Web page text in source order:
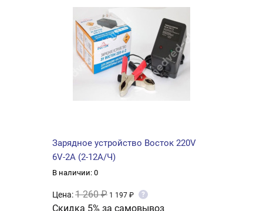
Зарядное устройство Восток 220V
6V-2A (2-12А/Ч)
В наличии: 0
Цена:1 260 ₽ 1 197 ₽ ?
Скидка 5% за самовывоз